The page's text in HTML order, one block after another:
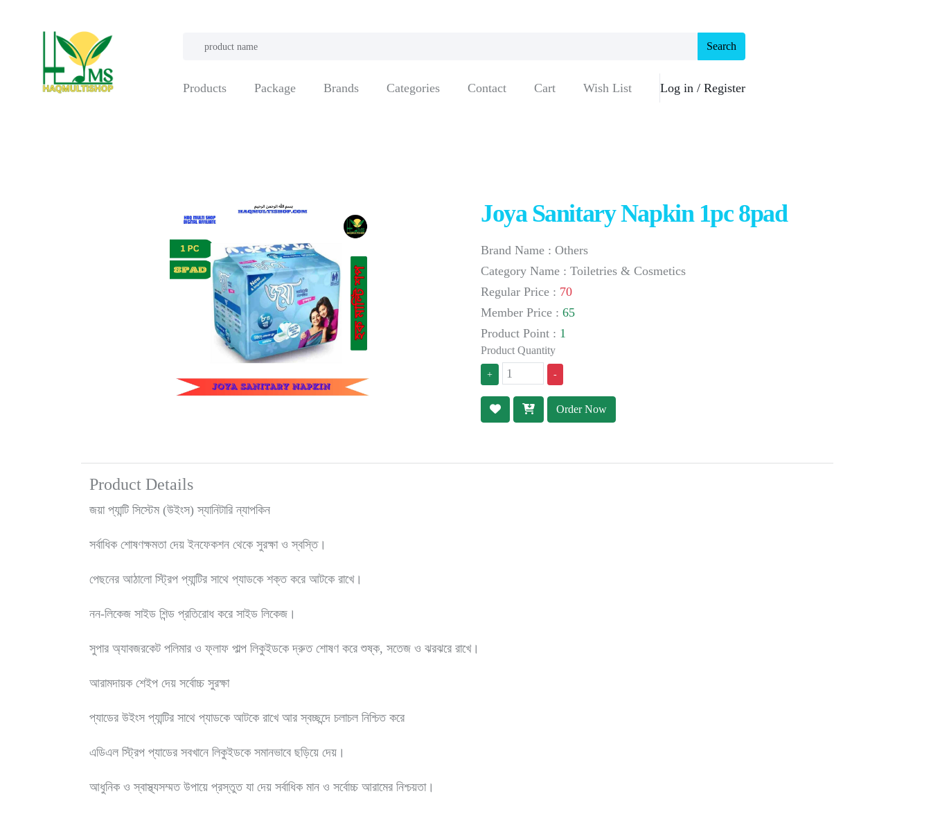
Search
Products Package Brands Categories Contact Cart Wish List Log in / Register
Joya Sanitary Napkin 1pc 8pad
Brand Name : Others
Category Name : Toiletries & Cosmetics
Regular Price : 70
Member Price : 65
Product Point : 1
Product Quantity
+ -
Order Now
Product Details
জয়া প্যান্টি সিস্টেম (উইংস) স্যানিটারি ন্যাপকিন
সর্বাধিক শোষণক্ষমতা দেয় ইনফেকশন থেকে সুরক্ষা ও স্বস্তি।
পেছনের আঠালো স্ট্রিপ প্যান্টির সাথে প্যাডকে শক্ত করে আটকে রাখে।
নন-লিকেজ সাইড শিন্ড প্রতিরোধ করে সাইড লিকেজ।
সুপার অ্যাবজরকেট পলিমার ও ফ্লাফ পাল্প লিকুইডকে দ্রুত শোষণ করে শুষ্ক, সতেজ ও ঝরঝরে রাখে।
আরামদায়ক শেইপ দেয় সর্বোচ্চ সুরক্ষা
প্যাডের উইংস প্যান্টির সাথে প্যাডকে আটকে রাখে আর স্বচ্ছন্দে চলাচল নিশ্চিত করে
এডিএল স্ট্রিপ প্যাডের সবখানে লিকুইডকে সমানভাবে ছড়িয়ে দেয়।
আধুনিক ও স্বাস্থ্যসম্মত উপায়ে প্রস্তুত যা দেয় সর্বাধিক মান ও সর্বোচ্চ আরামের নিশ্চয়তা।